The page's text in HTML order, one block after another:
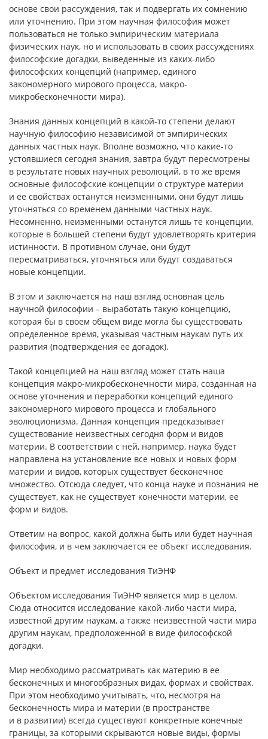
основе свои рассуждения, так и подвергать их сомнению
или уточнению. При этом научная философия может
пользоваться не только эмпирическим материала
физических наук, но и использовать в своих рассуждениях
философские догадки, выведенные из каких-либо
философских концепций (например, единого
закономерного мирового процесса, макро-
микробесконечности мира).
Знания данных концепций в какой-то степени делают
научную философию независимой от эмпирических
данных частных наук. Вполне возможно, что какие-то
устоявшиеся сегодня знания, завтра будут пересмотрены
в результате новых научных революций, в то же время
основные философские концепции о структуре материи
и ее свойствах останутся неизменными, они будут лишь
уточняться со временем данными частных наук.
Несомненно, неизменными останутся лишь те концепции,
которые в большей степени будут удовлетворять критерия
истинности. В противном случае, они будут
пересматриваться, уточняться или будут создаваться
новые концепции.
В этом и заключается на наш взгляд основная цель
научной философии – выработать такую концепцию,
которая бы в своем общем виде могла бы существовать
определенное время, указывая частным наукам путь их
развития (подтверждения ее догадок).
Такой концепцией на наш взгляд может стать наша
концепция макро-микробесконечности мира, созданная на
основе уточнения и переработки концепций единого
закономерного мирового процесса и глобального
эволюционизма. Данная концепция предсказывает
существование неизвестных сегодня форм и видов
материи. В соответствии с ней, например, наука будет
направлена на установление все новых и новых форм
материи и видов, которых существует бесконечное
множество. Отсюда следует, что конца науке и познания не
существует, как не существует конечности материи, ее
форм и видов.
Ответим на вопрос, какой должна быть или будет научная
философия, и в чем заключается ее объект исследования.
Объект и предмет исследования ТиЭНФ
Объектом исследования ТиЭНФ является мир в целом.
Сюда относится исследование какой-либо части мира,
известной другим наукам, а также неизвестной части мира
другим наукам, предположенной в виде философской
догадки.
Мир необходимо рассматривать как материю в ее
бесконечных и многообразных видах, формах и свойствах.
При этом необходимо учитывать, что, несмотря на
бесконечность мира и материи (в пространстве
и в развитии) всегда существуют конкретные конечные
границы, за которыми скрываются новые виды, формы